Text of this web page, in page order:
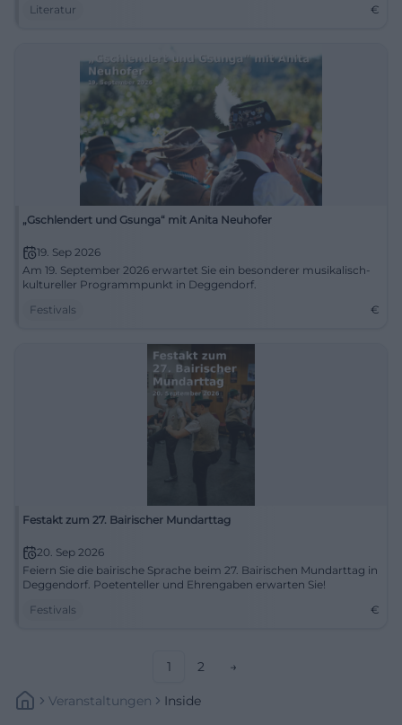
Literatur
€
„Gschlendert und Gsunga“ mit Anita Neuhofer
19. Sep 2026
Am 19. September 2026 erwartet Sie ein besonderer musikalisch-
kultureller Programmpunkt in Deggendorf.
Festivals
€
Festakt zum 27. Bairischer Mundarttag
20. Sep 2026
Feiern Sie die bairische Sprache beim 27. Bairischen Mundarttag in
Deggendorf. Poetenteller und Ehrengaben erwarten Sie!
Festivals
€
1 2 →
Veranstaltungen Inside